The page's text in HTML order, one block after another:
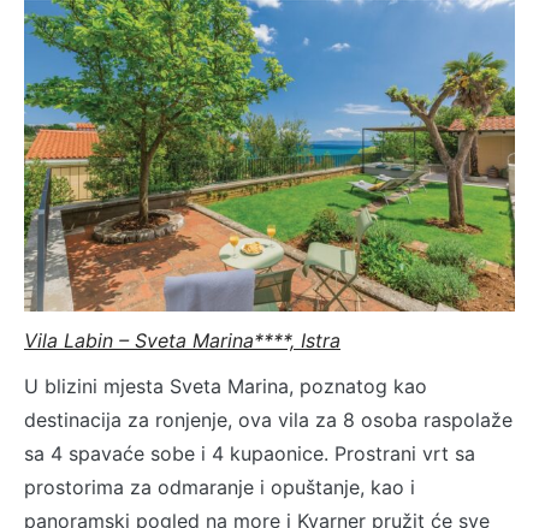
Vila Labin – Sveta Marina****, Istra
U blizini mjesta Sveta Marina, poznatog kao
destinacija za ronjenje, ova vila za 8 osoba raspolaže
sa 4 spavaće sobe i 4 kupaonice. Prostrani vrt sa
prostorima za odmaranje i opuštanje, kao i
panoramski pogled na more i Kvarner pružit će sve